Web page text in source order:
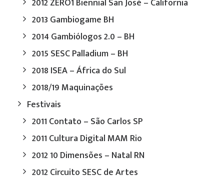
2013 Gambiogame BH
2014 Gambiólogos 2.0 – BH
2015 SESC Palladium – BH
2018 ISEA – África do Sul
2018/19 Maquinações
Festivais
2011 Contato – São Carlos SP
2011 Cultura Digital MAM Rio
2012 10 Dimensões – Natal RN
2012 Circuito SESC de Artes